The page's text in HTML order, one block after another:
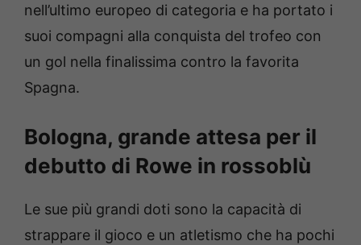
nell’ultimo europeo di categoria e ha portato i
suoi compagni alla conquista del trofeo con
un gol nella finalissima contro la favorita
Spagna.
Bologna, grande attesa per il
debutto di Rowe in rossoblù
Le sue più grandi doti sono la capacità di
strappare il gioco e un atletismo che ha pochi